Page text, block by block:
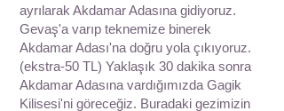
ayrılarak Akdamar Adasına gidiyoruz.
Gevaş'a varıp teknemize binerek
Akdamar Adası'na doğru yola çıkıyoruz.
(ekstra-50 TL) Yaklaşık 30 dakika sonra
Akdamar Adasına vardığımızda Gagik
Kilisesi'ni göreceğiz. Buradaki gezimizin